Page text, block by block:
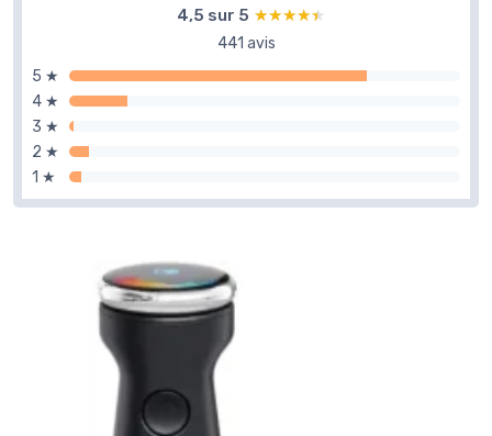
4,5 sur 5 ★★★★★
★★★★★
441 avis
5 ★
4 ★
3 ★
2 ★
1 ★